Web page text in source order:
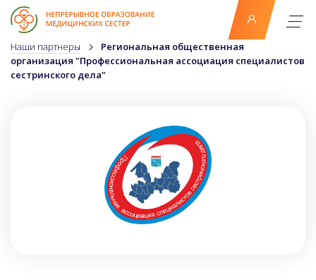
Наши партнеры
Региональная общественная
организация "Профессиональная ассоциация специалистов
сестринского дела"